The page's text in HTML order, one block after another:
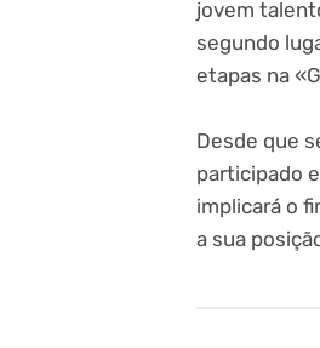
jovem
segundo
etapas na
Desde que
participado
implicará o
a sua